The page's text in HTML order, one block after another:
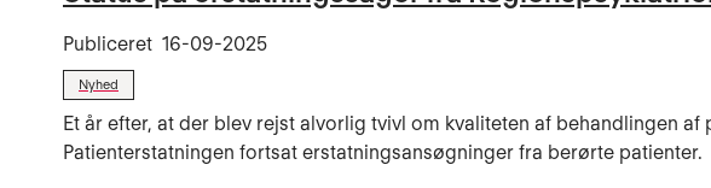
Publiceret 16-09-2025
Nyhed
Et år efter, at der blev rejst alvorlig tvivl om kvaliteten af behandlingen
Patienterstatningen fortsat erstatningsansøgninger fra berørte patienter.